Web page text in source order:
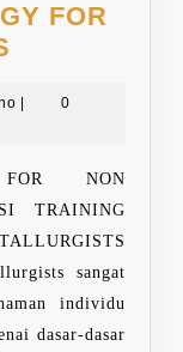
FOR
FOR
Paring0
FOR NON
TRAINING
sangat
individu
dasar-dasar